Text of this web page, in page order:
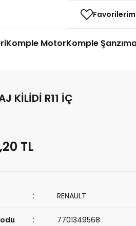
Favorilerim
Komple MotorKomple
KİLİDİ R11 İÇ
TL
RENAULT
7701349568